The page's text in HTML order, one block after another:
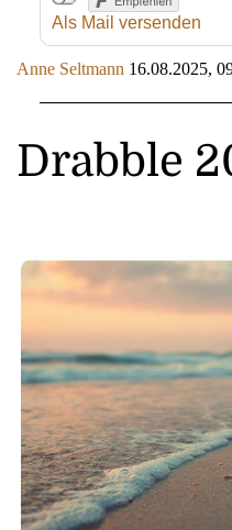
Als Mail versenden
Anne Seltmann 16.08.2025,
Drabble